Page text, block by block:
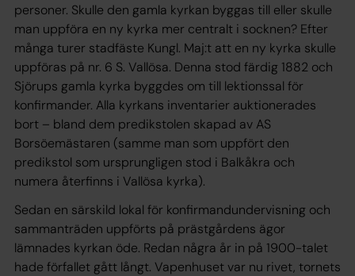
personer. Skulle den gamla kyrkan byggas till eller skulle
man uppföra en ny kyrka mer centralt i socknen? Efter
många turer stadfäste Kungl. Maj:t att en ny kyrka skulle
uppföras på nr. 6 S. Vallösa. Denna stod färdig 1882 och
Sjörups gamla kyrka byggdes om till lektionssal för
konfirmander. Alla kyrkans inventarier auktionerades
bort – bland dem predikstolen skapad av AS
Borsöemästaren (samme man som uppfört den
predikstol som ursprungligen stod i Balkåkra och
numera återfinns i Vallösa kyrka).
Sedan en särskild lokal för konfirmandundervisning och
sammanträden uppförts på prästgårdens ägor
lämnades kyrkan öde. Redan några år in på 1900-talet
hade förfallet gått långt. Vapenhuset var nu rivet, tornets